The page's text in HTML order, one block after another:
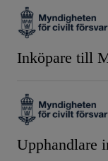
Inköpare till
Upphandlare